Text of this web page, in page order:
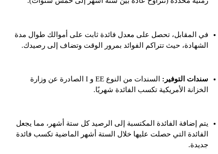
في المقابل، تحصل على معدل فائدة ثابت على أموالك طوال مدة
الشهادة، حيث تتراكم الفوائد بمرور الوقت وتضاف إلى رصيدك.
سندات التوفير:
السندات من النوع EE و I الصادرة عن وزارة
الخزانة الأمريكية تكسب الفائدة شهريًا.
يتم إضافة الفائدة المكتسبة إلى الرصيد كل ستة أشهر، مما يجعل
الفائدة التي حصلت عليها خلال الستة أشهر الماضية تكسب فائدة
جديدة.